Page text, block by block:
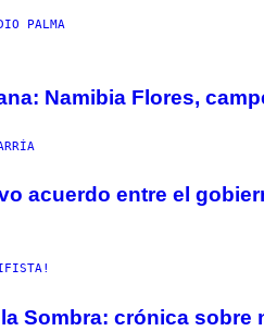
PALMA
Namibia Flores,
acuerdo entre el
Sombra: crónica sobre